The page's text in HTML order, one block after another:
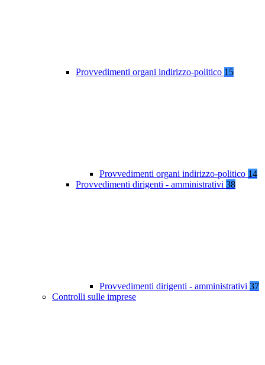
Provvedimenti organi indirizzo-politico 15
Provvedimenti organi indirizzo-politico 14
Provvedimenti dirigenti - amministrativi 38
Provvedimenti dirigenti - amministrativi 37
Controlli sulle imprese